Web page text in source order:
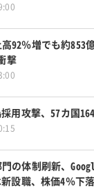
高92％増でも約853
撃
用攻撃、57カ国
の体制刷新、
設職、株価4％下落